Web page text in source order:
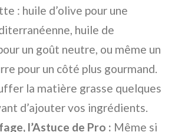
: huile d’olive pour une
huile de
un goût neutre, ou même un
pour un côté plus gourmand.
la matière grasse quelques
d’ajouter vos ingrédients.
l’Astuce de Pro : Même si